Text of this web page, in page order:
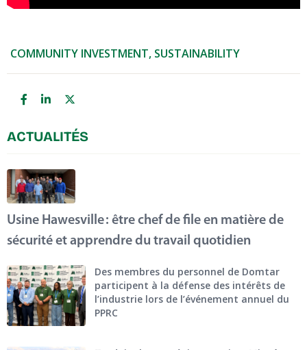
COMMUNITY INVESTMENT, SUSTAINABILITY
ACTUALITÉS
Usine Hawesville : être chef de file en matière de
sécurité et apprendre du travail quotidien
Des membres du personnel de Domtar
participent à la défense des intérêts de
l’industrie lors de l’événement annuel du
PPRC